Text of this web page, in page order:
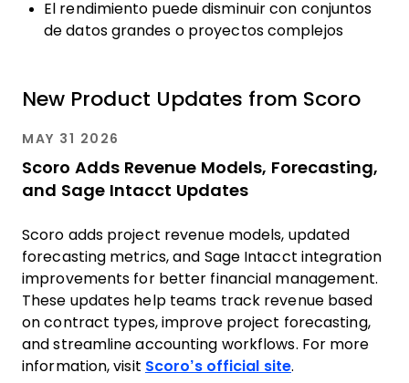
El rendimiento puede disminuir con conjuntos
de datos grandes o proyectos complejos
New Product Updates from Scoro
MAY 31 2026
Scoro Adds Revenue Models, Forecasting,
and Sage Intacct Updates
Scoro adds project revenue models, updated
forecasting metrics, and Sage Intacct integration
improvements for better financial management.
These updates help teams track revenue based
on contract types, improve project forecasting,
and streamline accounting workflows. For more
information, visit Scoro’s official site.